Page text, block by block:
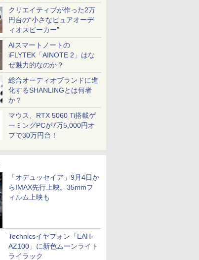
一気に聴く
クリエイティブが作った2万
円台の“小さなピュアオーデ
ィオスピーカー”
AIスマートノートの
iFLYTEK「AINOTE 2」はな
ぜ魅力的なのか？
総合オーディオブランドに進
化するSHANLINGとは何者
か？
マウス、RTX 5060 Ti搭載ゲ
ーミングPCが7万5,000円オ
フで30万円台！
「オデュッセイア」9月4日か
らIMAX先行上映。35mmフ
ィルム上映も
Technicsイヤフォン「EAH-
AZ100」に新色ムーンライト
ライラック